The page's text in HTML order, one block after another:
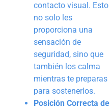
contacto visual. Esto
no solo les
proporciona una
sensación de
seguridad, sino que
también los calma
mientras te preparas
para sostenerlos.
Posición Correcta de